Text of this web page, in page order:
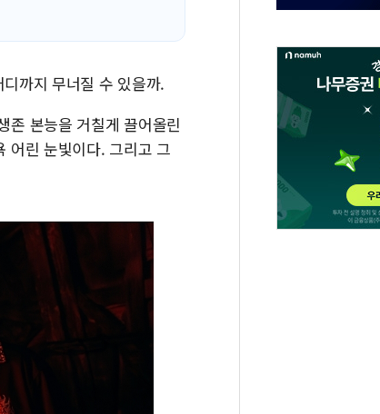
까지 무너질 수 있을까.
존 본능을 거칠게 끌어올린
어린 눈빛이다. 그리고 그